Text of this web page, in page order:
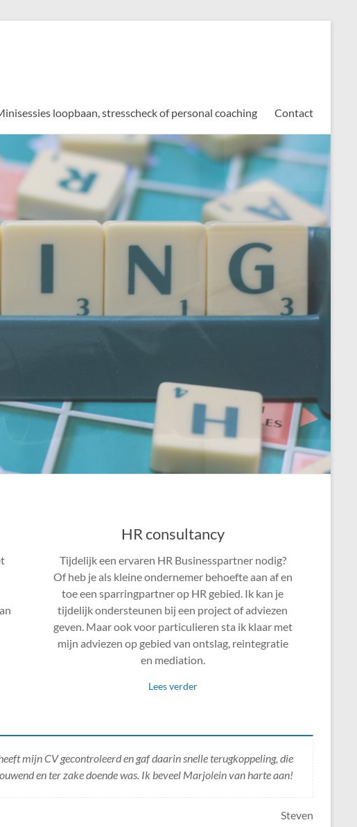
loopbaan, stresscheck of personal coaching Contact
HR consultancy
Tijdelijk een ervaren HR Businesspartner nodig?
Of heb je als kleine ondernemer behoefte aan af en
toe een sparringpartner op HR gebied. Ik kan je
tijdelijk ondersteunen bij een project of adviezen
geven. Maar ook voor particulieren sta ik klaar met
mijn adviezen op gebied van ontslag, reintegratie
en mediation.
Lees verder
mijn CV gecontroleerd en gaf daarin snelle terugkoppeling, die
en ter zake doende was. Ik beveel Marjolein van harte aan!
Steven